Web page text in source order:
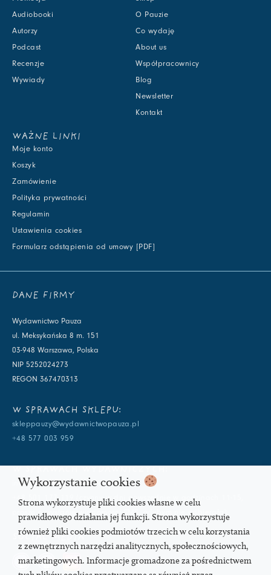
Audiobooki
Autorzy
Podcast
Recenzje
Wywiady
O Pauzie
Co wydaję
About us
Współpracownicy
Blog
Newsletter
Kontakt
WAŻNE LINKI
Moje konto
Koszyk
Zamówienie
Polityka prywatności
Regulamin
Ustawienia cookies
Formularz odstąpienia od umowy [PDF]
DANE FIRMY
Wydawnictwo Pauza
ul. Meksykańska 8 m. 151
03-948 Warszawa, Polska
NIP 5252024273
REGON 367470313
W SPRAWACH SKLEPU:
skleppauzy@wydawnictwopauza.pl
+48 577 003 959
info@wydawnictwopauza.pl
+48 501 177 119 (czynny w dni powszednie w godzinach 11-15,
proszę o wysłanie wiadomości SMS, gdybym nie odbierała)
SOCIAL MEDIA
Wykorzystanie cookies
Strona wykorzystuje pliki cookies własne w celu
prawidłowego działania jej funkcji. Strona wykorzystuje
również pliki cookies podmiotów trzecich w celu korzystania
z zewnętrznych narzędzi analitycznych, społecznościowych,
marketingowych. Informacje gromadzone za pośrednictwem